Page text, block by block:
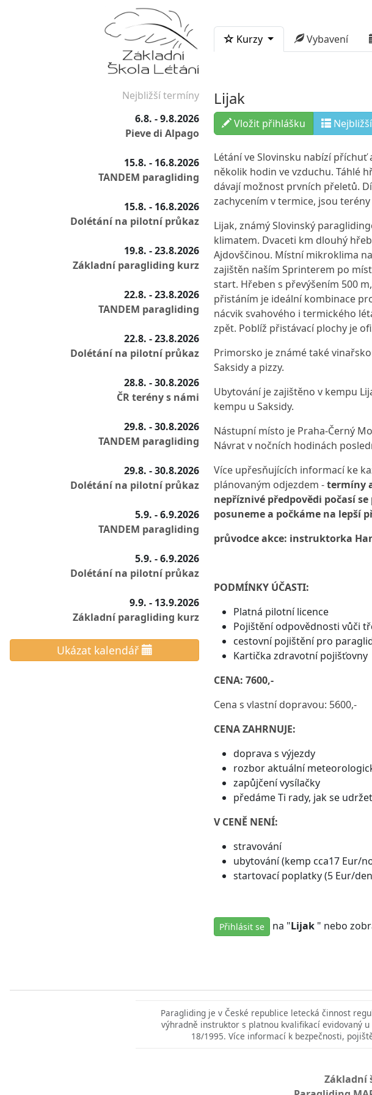
Kurzy Vybavení
Nejbližší termíny
6.8. - 9.8.2026
Pieve di Alpago
15.8. - 16.8.2026
TANDEM paragliding
15.8. - 16.8.2026
Dolétání na pilotní průkaz
19.8. - 23.8.2026
Základní paragliding kurz
22.8. - 23.8.2026
TANDEM paragliding
22.8. - 23.8.2026
Dolétání na pilotní průkaz
28.8. - 30.8.2026
ČR terény s námi
29.8. - 30.8.2026
TANDEM paragliding
29.8. - 30.8.2026
Dolétání na pilotní průkaz
5.9. - 6.9.2026
TANDEM paragliding
5.9. - 6.9.2026
Dolétání na pilotní průkaz
9.9. - 13.9.2026
Základní paragliding kurz
Ukázat kalendář
Lijak
Vložit přihlášku
Létání ve Slovinsku nabízí
několik hodin ve vzduchu. Táhlé
dávají možnost prvních přeletů.
zachycením v termice, jsou
Lijak, známý Slovinský
klimatem. Dvaceti km dlouhý
Ajdovščinou. Místní mikroklima
zajištěn naším Sprinterem po
start. Hřeben s převýšením 500
přistáním je ideální kombinace
nácvik svahového i termického
zpět. Poblíž přistávací plochy je
Primorsko je známé také
Saksidy a pizzy.
Ubytování je zajištěno v kempu
kempu u Saksidy.
Nástupní místo je Praha-Černý
Návrat v nočních hodinách
Více upřesňujících informací ke
plánovaným odjezdem -termíny
nepříznivé předpovědi počasí
posuneme a počkáme na lepší
průvodce akce: instruktorka
PODMÍNKY ÚČASTI:
Platná pilotní licence
Pojištění odpovědnosti vůči
cestovní pojištění pro
Kartička zdravotní pojišťovny
CENA: 7600,-
Cena s vlastní dopravou: 5600,-
CENA ZAHRNUJE:
doprava s výjezdy
rozbor aktuální
zapůjčení vysílačky
předáme Ti rady, jak se
V CENĚ NENÍ:
stravování
ubytování (kemp cca17 Eur/
startovací poplatky (5 Eur/
Přihlásit se na "Lijak " nebo
Paragliding je v České republice letecká činnost
výhradně instruktor s platnou kvalifikací evidovaný u
18/1995. Více informací k bezpečnosti,
Základní